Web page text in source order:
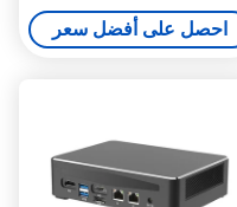
مزدوجة DDR5 96G ذاكرة
الوصول العشوائي لينكس
احصل على أفضل سعر